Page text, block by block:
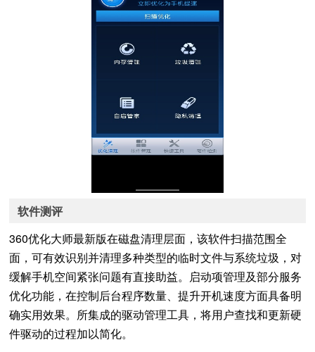
软件测评
360优化大师最新版在磁盘清理层面，该软件扫描范围全
面，可有效识别并清理多种类型的临时文件与系统垃圾，对
缓解手机空间紧张问题有直接助益。启动项管理及部分服务
优化功能，在控制后台程序数量、提升开机速度方面具备明
确实用效果。所集成的驱动管理工具，将用户查找和更新硬
件驱动的过程加以简化。